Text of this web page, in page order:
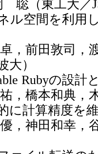
聡（東工大／
ル空間を利用
田敦司，渡
大）
Rubyの設計
橋本和典，
に計算精度を
田和幸，谷